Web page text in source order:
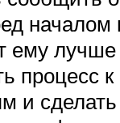
началом
ему лучше
процесс
и сделать